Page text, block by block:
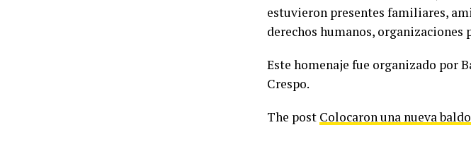
estuvieron presentes familiares,
derechos humanos,
Este homenaje fue organizado por
Crespo.
The post Colocaron una nueva